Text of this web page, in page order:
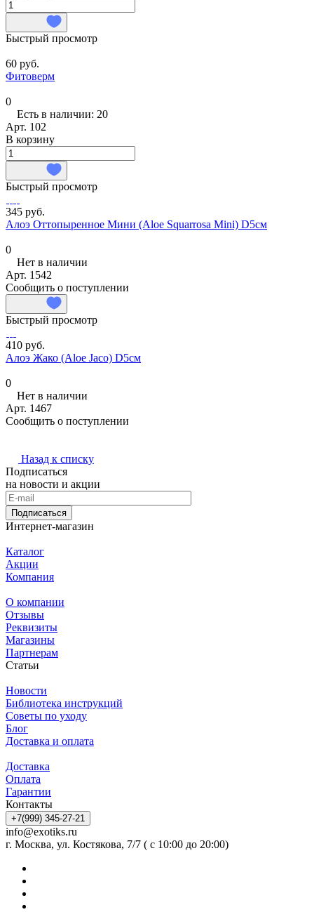
Быстрый просмотр
60 руб.
Фитоверм
0
Есть в наличии: 20
Арт. 102
В корзину
Быстрый просмотр
345 руб.
Алоэ Оттопыренное Мини (Aloe Squarrosa Mini) D5см
0
Нет в наличии
Арт. 1542
Сообщить о поступлении
Быстрый просмотр
410 руб.
Алоэ Жако (Aloe Jaco) D5см
0
Нет в наличии
Арт. 1467
Сообщить о поступлении
Назад к списку
Подписаться
на новости и акции
Подписаться
Интернет-магазин
Каталог
Акции
Компания
О компании
Отзывы
Реквизиты
Магазины
Партнерам
Статьи
Новости
Библиотека инструкций
Советы по уходу
Блог
Доставка и оплата
Доставка
Оплата
Гарантии
Контакты
+7(999) 345-27-21
info@exotiks.ru
г. Москва, ул. Костякова, 7/7 ( с 10:00 до 20:00)